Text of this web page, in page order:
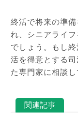
終活で将来の準
れ、シニアライ
でしょう。もし
活を得意とする
た専門家に相談し
関連記事